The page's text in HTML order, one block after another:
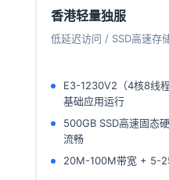
香港轻量独服
低延迟访问 / SSD高速存
E3-1230V2（4核8线
基础应用运行
500GB SSD高速固态
流畅
20M-100M带宽 + 5-